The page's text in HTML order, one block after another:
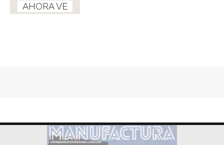
AHORA VE